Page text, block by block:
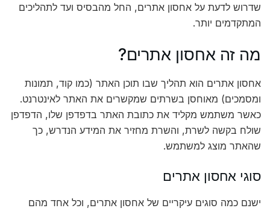
שדרוש לדעת על אחסון אתרים, החל מהבסיס ועד לתהליכים
המתקדמים יותר.
מה זה אחסון אתרים?
אחסון אתרים הוא תהליך שבו תוכן האתר (כמו קוד, תמונות
ומסמכים) מאוחסן בשרתים שמקשרים את האתר לאינטרנט.
כאשר משתמש מקליד את כתובת האתר בדפדפן שלו, הדפדפן
שולח בקשה לשרת, והשרת מחזיר את המידע הנדרש, כך
שהאתר מוצג למשתמש.
סוגי אחסון אתרים
ישנם כמה סוגים עיקריים של אחסון אתרים, וכל אחד מהם